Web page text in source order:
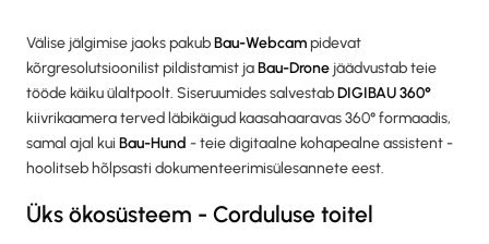
Välise jälgimise jaoks pakubBau-Webcampidevat
kõrgresolutsioonilist pildistamist jaBau-Drone jäädvustab teie
tööde käiku ülaltpoolt. Siseruumides salvestabDIGIBAU 360°
kiivrikaamera terved läbikäigud kaasahaaravas 360° formaadis,
samal ajal kui Bau-Hund - teie digitaalne kohapealne assistent -
hoolitseb hõlpsasti dokumenteerimisülesannete eest.
Üks ökosüsteem - Corduluse toitel